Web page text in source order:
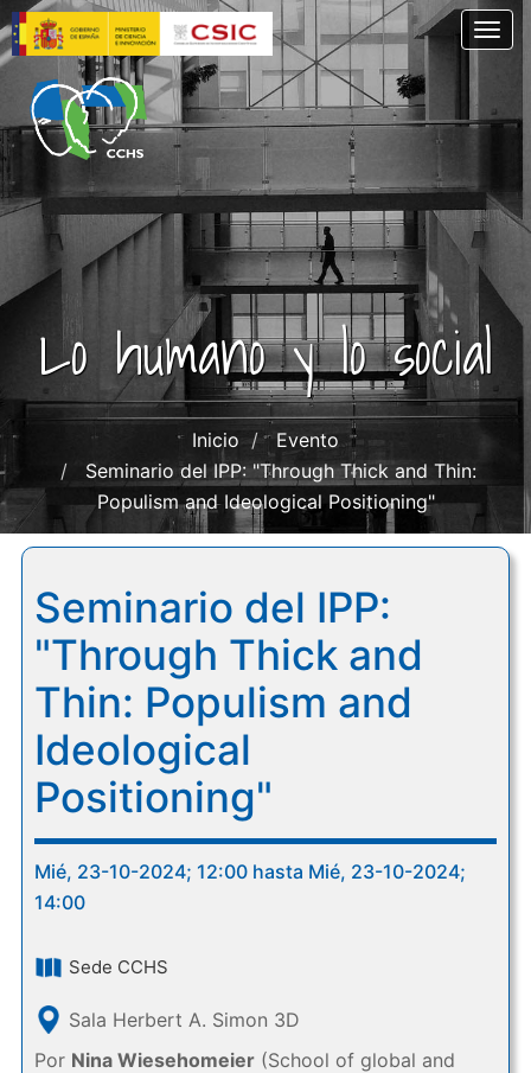
Pasar
al
contenido
principal
Lo humano y lo social
Inicio
Evento
Seminario del IPP: "Through Thick and Thin:
Populism and Ideological Positioning"
Seminario del IPP:
"Through Thick and
Thin: Populism and
Ideological
Positioning"
Mié, 23-10-2024; 12:00 hasta Mié, 23-10-2024;
14:00
Sede CCHS
Sala Herbert A. Simon 3D
Por Nina Wiesehomeier(School of global and